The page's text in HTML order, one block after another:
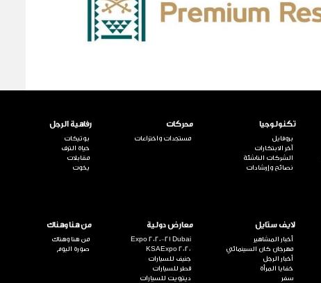
تكنولوجيا
بروفايل
آخر الابتكارات
الشركات الناشئة
نصائح وإرشادات
محركات
مستجدات واختراعات
رفاهية الرجل
بوتيكات
حياة الترف
مقابلات
يخوت
لايف ستايل
أخبار المشاهير
مهرجان كان السينمائي
أخبار الرجل
خفايا المرأة
سفر
معارض دولية
Expo 2020-21 Dubai
KSAExpo 2020
جنيف للسيارات
قطر للسيارات
ديترويت للسيارات
من هنا وهناك
من هنا وهناك
صورة اليوم